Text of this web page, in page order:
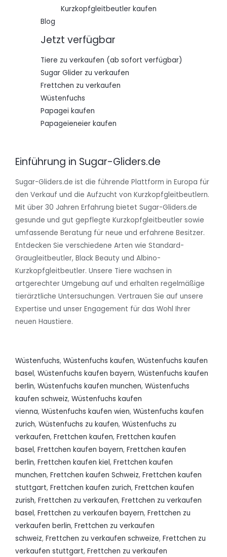
Kurzkopfgleitbeutler kaufen
Blog
Jetzt verfügbar
Tiere zu verkaufen (ab sofort verfügbar)
Sugar Glider zu verkaufen
Frettchen zu verkaufen
Wüstenfuchs
Papagei kaufen
Papageieneier kaufen
Einführung in Sugar-Gliders.de
Sugar-Gliders.de ist die führende Plattform in Europa für
den Verkauf und die Aufzucht von Kurzkopfgleitbeutlern.
Mit über 30 Jahren Erfahrung bietet Sugar-Gliders.de
gesunde und gut gepflegte Kurzkopfgleitbeutler sowie
umfassende Beratung für neue und erfahrene Besitzer.
Entdecken Sie verschiedene Arten wie Standard-
Graugleitbeutler, Black Beauty und Albino-
Kurzkopfgleitbeutler. Unsere Tiere wachsen in
artgerechter Umgebung auf und erhalten regelmäßige
tierärztliche Untersuchungen. Vertrauen Sie auf unsere
Expertise und unser Engagement für das Wohl Ihrer
neuen Haustiere.
Wüstenfuchs, Wüstenfuchs kaufen, Wüstenfuchs kaufen
basel, Wüstenfuchs kaufen bayern, Wüstenfuchs kaufen
berlin, Wüstenfuchs kaufen munchen, Wüstenfuchs
kaufen schweiz, Wüstenfuchs kaufen
vienna, Wüstenfuchs kaufen wien, Wüstenfuchs kaufen
zurich, Wüstenfuchs zu kaufen, Wüstenfuchs zu
verkaufen, Frettchen kaufen, Frettchen kaufen
basel, Frettchen kaufen bayern, Frettchen kaufen
berlin, Frettchen kaufen kiel, Frettchen kaufen
munchen, Frettchen kaufen Schweiz, Frettchen kaufen
stuttgart, Frettchen kaufen zurich, Frettchen kaufen
zurish, Frettchen zu verkaufen, Frettchen zu verkaufen
basel, Frettchen zu verkaufen bayern, Frettchen zu
verkaufen berlin, Frettchen zu verkaufen
schweiz, Frettchen zu verkaufen schweize, Frettchen zu
verkaufen stuttgart, Frettchen zu verkaufen